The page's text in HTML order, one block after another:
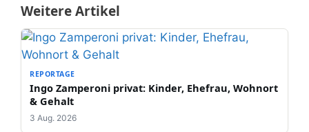
Weitere Artikel
REPORTAGE
Ingo Zamperoni privat: Kinder, Ehefrau, Wohnort
& Gehalt
3 Aug. 2026